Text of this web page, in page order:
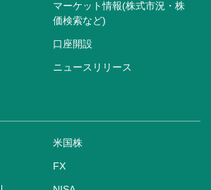
マーケット情報(株式市況・株
価検索など)
口座開設
ニュースリリース
米国株
FX